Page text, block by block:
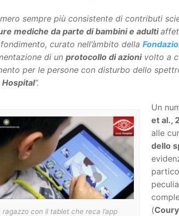
sempre più consistente di contributi
mediche da parte di bambini e adulti
curato nell’àmbito della
di un protocollo di azionivolto a
per le persone con disturbo dello
Hospital”.
ragazzo con il tablet che reca l’app
Un
et al.,
alle
dello
(